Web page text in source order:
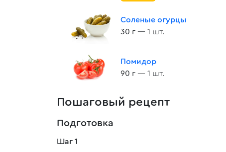
Соленые огурцы
30 г — 1 шт.
Помидор
90 г — 1 шт.
Пошаговый рецепт
Подготовка
Шаг 1